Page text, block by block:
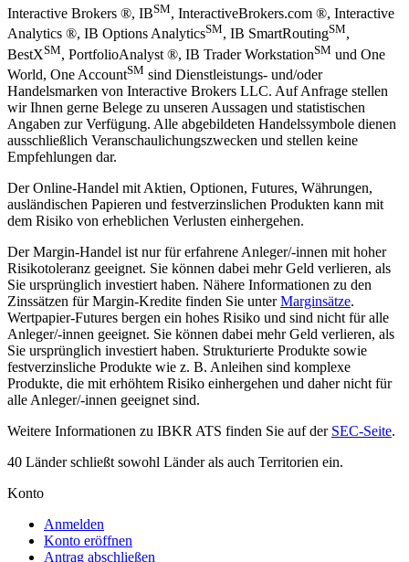
Interactive Brokers ®, IBSM, InteractiveBrokers.com ®, Interactive
Analytics ®, IB Options AnalyticsSM, IB SmartRoutingSM,
BestXSM, PortfolioAnalyst ®, IB Trader WorkstationSM und One
World, One AccountSM sind Dienstleistungs- und/oder
Handelsmarken von Interactive Brokers LLC. Auf Anfrage stellen
wir Ihnen gerne Belege zu unseren Aussagen und statistischen
Angaben zur Verfügung. Alle abgebildeten Handelssymbole dienen
ausschließlich Veranschaulichungszwecken und stellen keine
Empfehlungen dar.
Der Online-Handel mit Aktien, Optionen, Futures, Währungen,
ausländischen Papieren und festverzinslichen Produkten kann mit
dem Risiko von erheblichen Verlusten einhergehen.
Der Margin-Handel ist nur für erfahrene Anleger/-innen mit hoher
Risikotoleranz geeignet. Sie können dabei mehr Geld verlieren, als
Sie ursprünglich investiert haben. Nähere Informationen zu den
Zinssätzen für Margin-Kredite finden Sie unterMarginsätze.
Wertpapier-Futures bergen ein hohes Risiko und sind nicht für alle
Anleger/-innen geeignet. Sie können dabei mehr Geld verlieren, als
Sie ursprünglich investiert haben. Strukturierte Produkte sowie
festverzinsliche Produkte wie z. B. Anleihen sind komplexe
Produkte, die mit erhöhtem Risiko einhergehen und daher nicht für
alle Anleger/-innen geeignet sind.
Weitere Informationen zu IBKR ATS finden Sie auf der SEC-Seite.
40 Länder schließt sowohl Länder als auch Territorien ein.
Konto
Anmelden
Konto eröffnen
Antrag abschließen